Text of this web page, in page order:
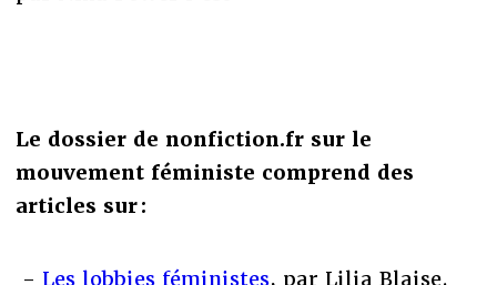
Le dossier de nonfiction.fr sur le
mouvement féministe comprend des
articles sur :
- Les lobbies féministes, par Lilia Blaise.